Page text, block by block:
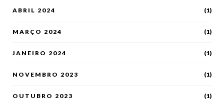
ABRIL 2024 (1)
MARÇO 2024 (1)
JANEIRO 2024 (1)
NOVEMBRO 2023 (1)
OUTUBRO 2023 (1)